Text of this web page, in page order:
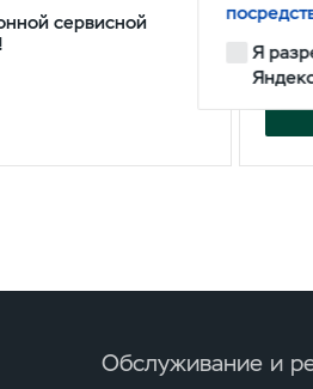
сервисной
Обслуживание и
Я